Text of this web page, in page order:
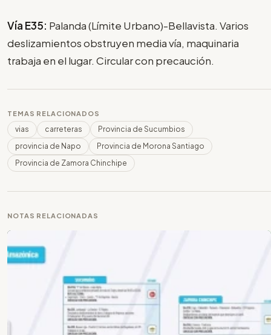
Vía E35: Palanda (Límite Urbano)-Bellavista. Varios
deslizamientos obstruyen media vía, maquinaria
trabaja en el lugar. Circular con precaución.
TEMAS RELACIONADOS
vias carreteras
Provincia de Sucumbios
provincia de Napo
Provincia de Morona Santiago
Provincia de Zamora Chinchipe
NOTAS RELACIONADAS